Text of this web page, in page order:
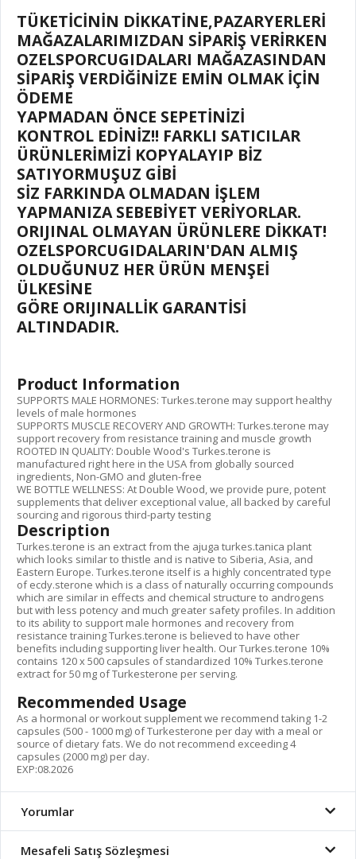
TÜKETİCİNİN DİKKATİNE,PAZARYERLERİ
MAĞAZALARIMIZDAN SİPARİŞ VERİRKEN
OZELSPORCUGIDALARI MAĞAZASINDAN
SİPARİŞ VERDİĞİNİZE EMİN OLMAK İÇİN
ÖDEME
YAPMADAN ÖNCE SEPETİNİZİ
KONTROL EDİNİZ!! FARKLI SATICILAR
ÜRÜNLERİMİZİ KOPYALAYIP BİZ
SATIYORMUŞUZ GİBİ
SİZ FARKINDA OLMADAN İŞLEM
YAPMANIZA SEBEBİYET VERİYORLAR.
ORIJINAL OLMAYAN ÜRÜNLERE DİKKAT!
OZELSPORCUGIDALARIN'DAN ALMIŞ
OLDUĞUNUZ HER ÜRÜN MENŞEİ
ÜLKESİNE
GÖRE ORIJINALLİK GARANTİSİ
ALTINDADIR.
Product Information
SUPPORTS MALE HORMONES: Turkes.terone may support healthy
levels of male hormones
SUPPORTS MUSCLE RECOVERY AND GROWTH: Turkes.terone may
support recovery from resistance training and muscle growth
ROOTED IN QUALITY: Double Wood's Turkes.terone is
manufactured right here in the USA from globally sourced
ingredients, Non-GMO and gluten-free
WE BOTTLE WELLNESS: At Double Wood, we provide pure, potent
supplements that deliver exceptional value, all backed by careful
sourcing and rigorous third-party testing
Description
Turkes.terone is an extract from the ajuga turkes.tanica plant
which looks similar to thistle and is native to Siberia, Asia, and
Eastern Europe. Turkes.terone itself is a highly concentrated type
of ecdy.sterone which is a class of naturally occurring compounds
which are similar in effects and chemical structure to androgens
but with less potency and much greater safety profiles. In addition
to its ability to support male hormones and recovery from
resistance training Turkes.terone is believed to have other
benefits including supporting liver health. Our Turkes.terone 10%
contains 120 x 500 capsules of standardized 10% Turkes.terone
extract for 50 mg of Turkesterone per serving.
Recommended Usage
As a hormonal or workout supplement we recommend taking 1-2
capsules (500 - 1000 mg) of Turkesterone per day with a meal or
source of dietary fats. We do not recommend exceeding 4
capsules (2000 mg) per day.
EXP:08.2026
Yorumlar
Mesafeli Satış Sözleşmesi